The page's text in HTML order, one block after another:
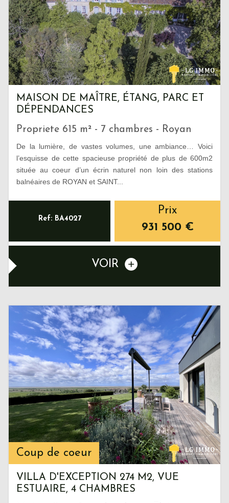
MAISON DE MAÎTRE, ÉTANG, PARC ET
DÉPENDANCES
Propriete 615 m² - 7 chambres - Royan
De la lumière, de vastes volumes, une ambiance… Voici
l’esquisse de cette spacieuse propriété de plus de 600m2
située au coeur d’un écrin naturel non loin des stations
balnéaires de ROYAN et SAINT...
Ref: BA4027
Prix
931 500 €
VOIR
Coup de coeur
VILLA D'EXCEPTION 274 M2, VUE
ESTUAIRE, 4 CHAMBRES